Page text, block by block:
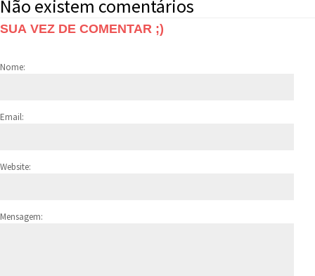
Não existem comentários
SUA VEZ DE COMENTAR ;)
Nome:
Email:
Website:
Mensagem: